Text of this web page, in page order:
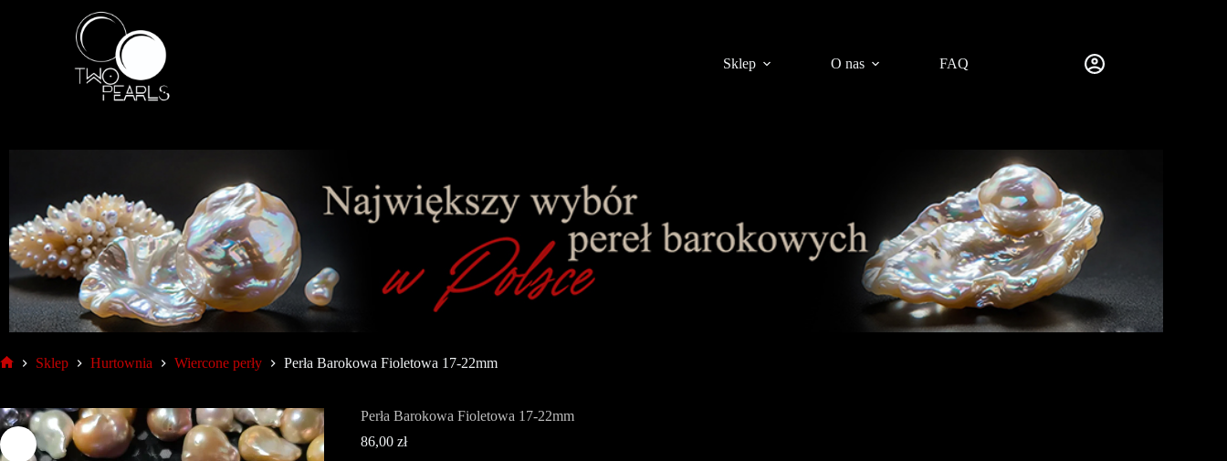
Sklep O nas FAQ
Sklep Hurtownia Wiercone perły Perła Barokowa Fioletowa 17-22mm
Perła Barokowa Fioletowa 17-22mm
86,00 zł